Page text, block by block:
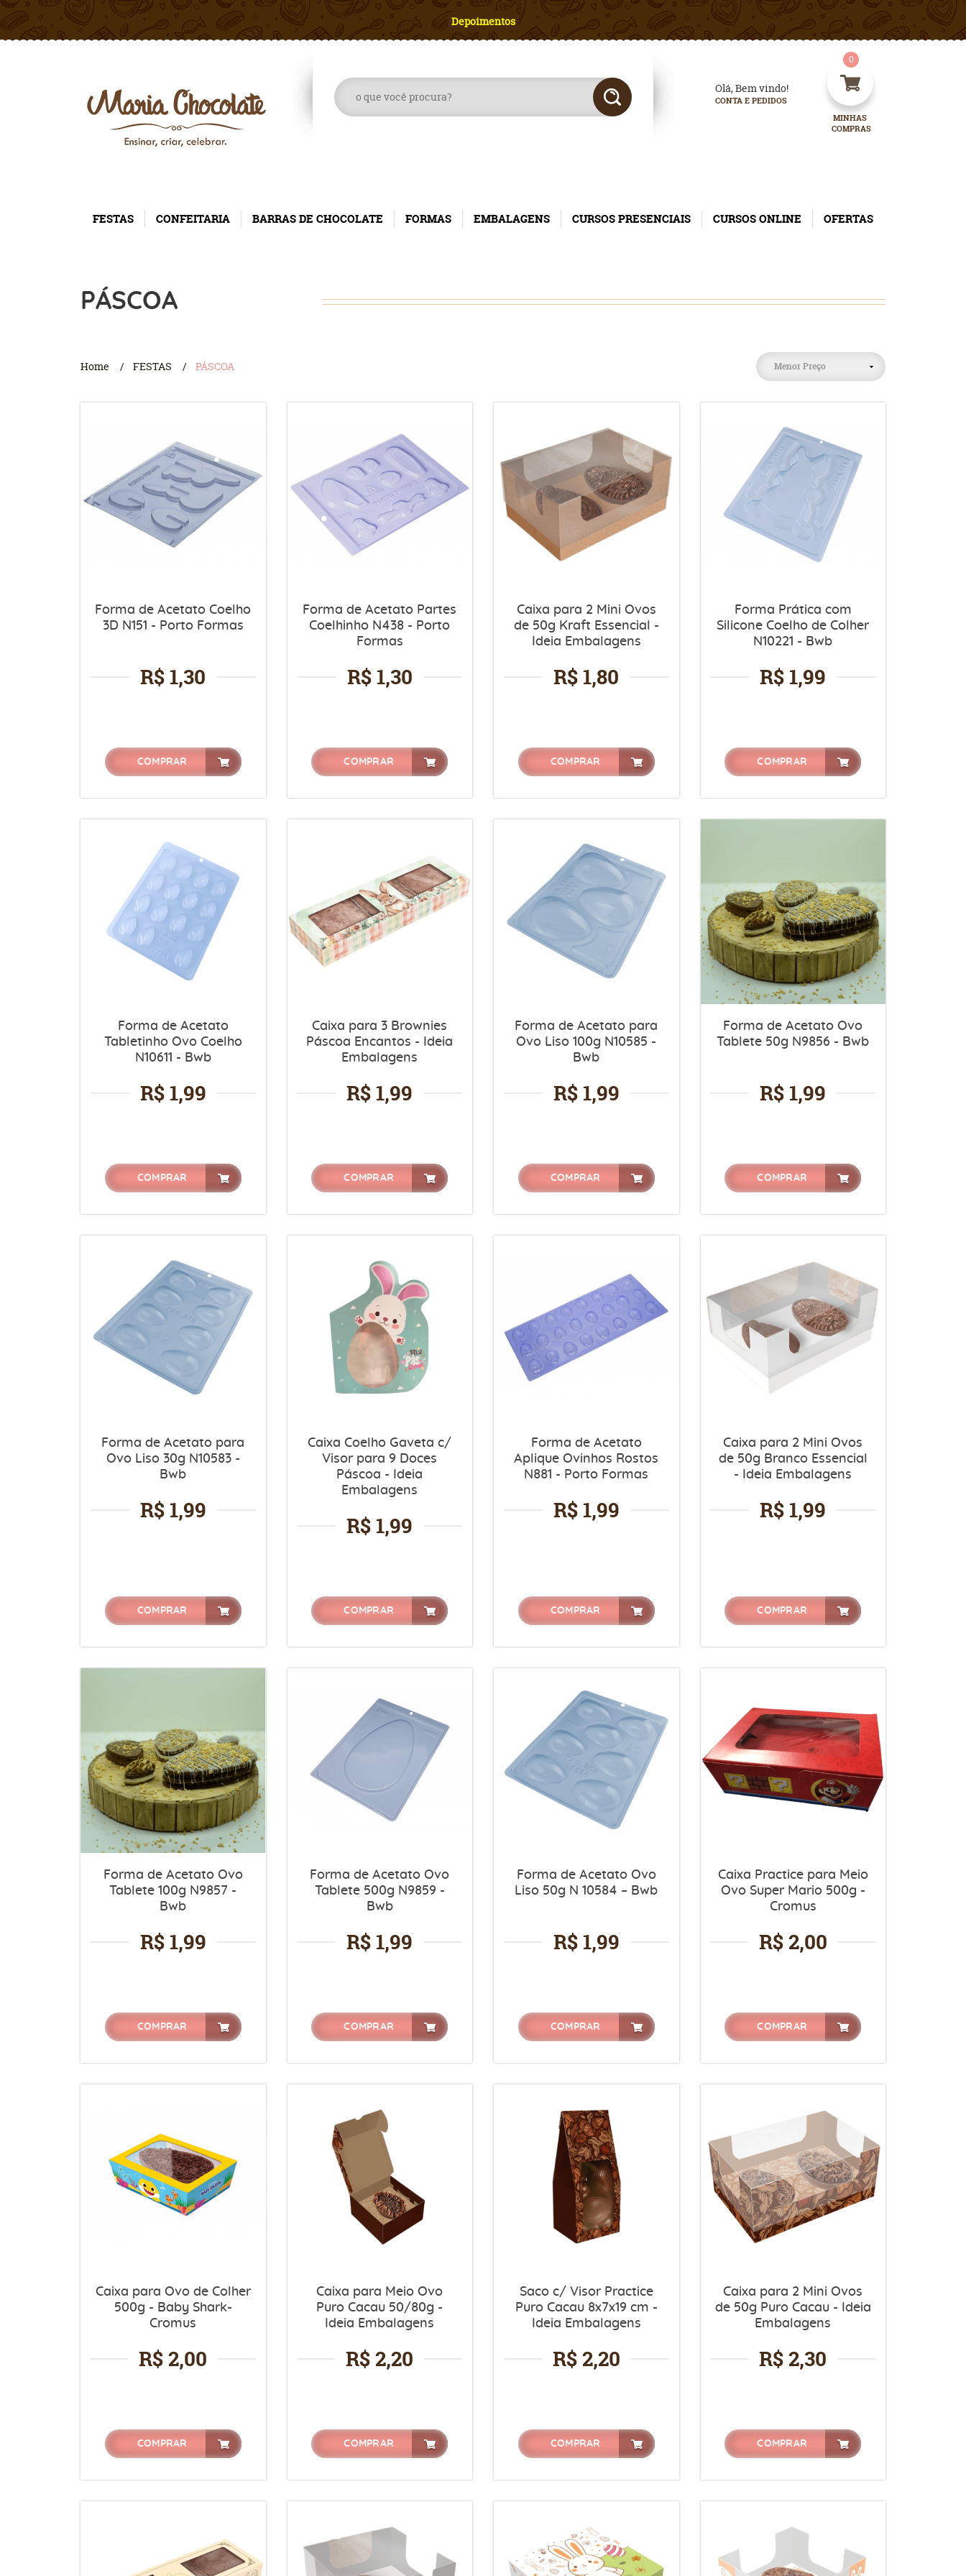
Depoimentos
Olá, Bem vindo!
CONTA E PEDIDOS
MINHAS
COMPRAS
0
FESTAS CONFEITARIA BARRAS DE CHOCOLATE FORMAS EMBALAGENS CURSOS PRESENCIAIS CURSOS ONLINE OFERTAS
PÁSCOA
Home FESTAS PÁSCOA Menor Preço
Forma de Acetato Coelho
3D N151 - Porto Formas
R$ 1,30
COMPRAR
Forma de Acetato Partes
Coelhinho N438 - Porto
Formas
R$ 1,30
COMPRAR
Caixa para 2 Mini Ovos
de 50g Kraft Essencial -
Ideia Embalagens
R$ 1,80
COMPRAR
Forma Prática com
Silicone Coelho de Colher
N10221 - Bwb
R$ 1,99
COMPRAR
Forma de Acetato
Tabletinho Ovo Coelho
N10611 - Bwb
R$ 1,99
COMPRAR
Caixa para 3 Brownies
Páscoa Encantos - Ideia
Embalagens
R$ 1,99
COMPRAR
Forma de Acetato para
Ovo Liso 100g N10585 -
Bwb
R$ 1,99
COMPRAR
Forma de Acetato Ovo
Tablete 50g N9856 - Bwb
R$ 1,99
COMPRAR
Forma de Acetato para
Ovo Liso 30g N10583 -
Bwb
R$ 1,99
COMPRAR
Caixa Coelho Gaveta c/
Visor para 9 Doces
Páscoa - Ideia
Embalagens
R$ 1,99
COMPRAR
Forma de Acetato
Aplique Ovinhos Rostos
N881 - Porto Formas
R$ 1,99
COMPRAR
Caixa para 2 Mini Ovos
de 50g Branco Essencial
- Ideia Embalagens
R$ 1,99
COMPRAR
Forma de Acetato Ovo
Tablete 100g N9857 -
Bwb
R$ 1,99
COMPRAR
Forma de Acetato Ovo
Tablete 500g N9859 -
Bwb
R$ 1,99
COMPRAR
Forma de Acetato Ovo
Liso 50g N 10584 – Bwb
R$ 1,99
COMPRAR
Caixa Practice para Meio
Ovo Super Mario 500g -
Cromus
R$ 2,00
COMPRAR
Caixa para Ovo de Colher
500g - Baby Shark-
Cromus
R$ 2,00
COMPRAR
Caixa para Meio Ovo
Puro Cacau 50/80g -
Ideia Embalagens
R$ 2,20
COMPRAR
Saco c/ Visor Practice
Puro Cacau 8x7x19 cm -
Ideia Embalagens
R$ 2,20
COMPRAR
Caixa para 2 Mini Ovos
de 50g Puro Cacau - Ideia
Embalagens
R$ 2,30
COMPRAR